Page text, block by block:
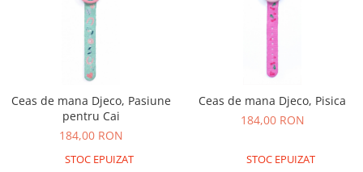
Costum Halloween Copii
Papusi si Bebelusi Reborn
Animale de jucarie
Jucarii cu Dinozauri
Figurine cu animale domestice
Figurine plus
Jucarii Montessori
Ceas de mana Djeco, Pasiune
pentru Cai
184,00 RON
STOC EPUIZAT
Ceas de mana Djeco, Pisica
184,00 RON
STOC EPUIZAT